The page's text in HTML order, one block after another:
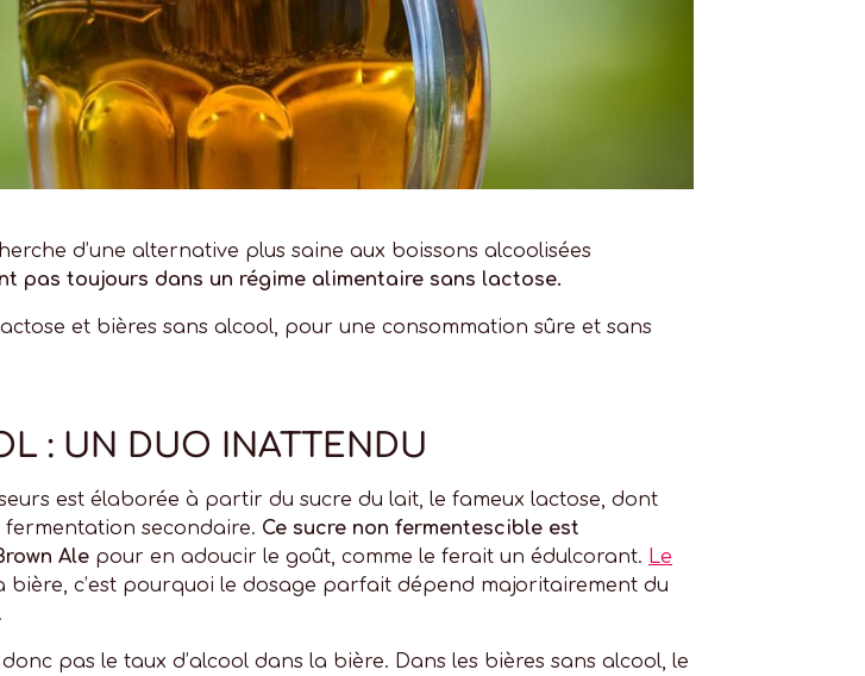
d’une alternative plus saine aux boissons alcoolisées
pas toujours dans un régime alimentaire sans lactose.
et bières sans alcool, pour une consommation sûre et sans
: UN DUO INATTENDU
est élaborée à partir du sucre du lait, le fameux lactose, dont
fermentation secondaire. Ce sucre non fermentescible est
Ale pour en adoucir le goût, comme le ferait un édulcorant. Le
c’est pourquoi le dosage parfait dépend majoritairement du
pas le taux d’alcool dans la bière. Dans les bières sans alcool, le